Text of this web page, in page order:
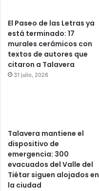
El Paseo de las Letras ya
está terminado: 17
murales cerámicos con
textos de autores que
citaron a Talavera
31 julio, 2026
Talavera mantiene el
dispositivo de
emergencia: 300
evacuados del Valle del
Tiétar siguen alojados en
la ciudad